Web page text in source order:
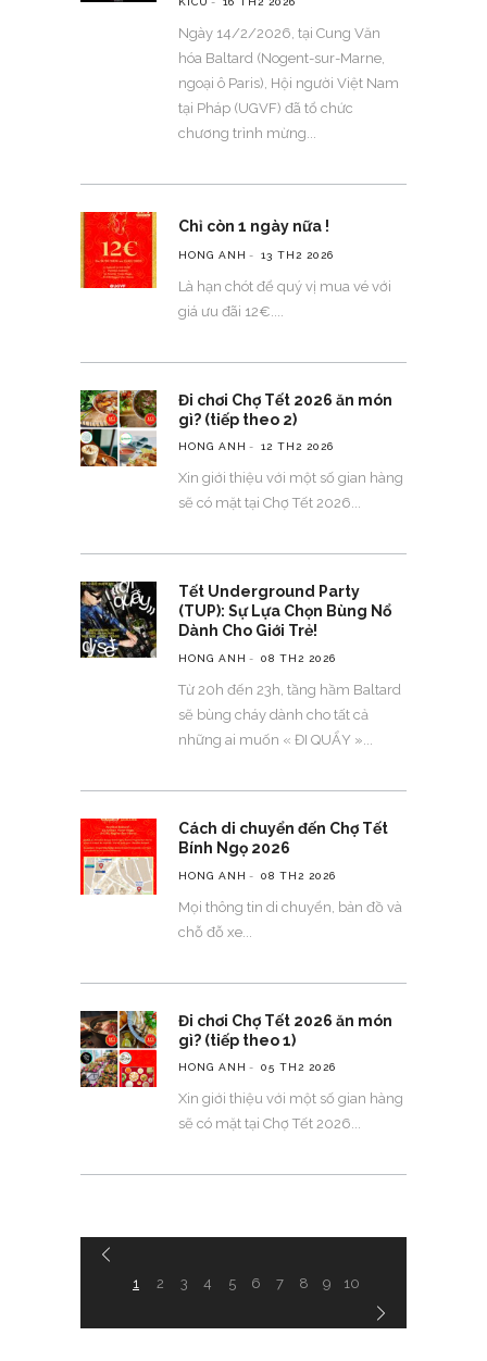
Ngày 14/2/2026, tại Cung Văn
hóa Baltard (Nogent-sur-Marne,
ngoại ô Paris), Hội người Việt Nam
tại Pháp (UGVF) đã tổ chức
chương trình mừng
Chỉ còn 1 ngày nữa !
HONG ANH 13 TH2 2026
Là hạn chót để quý vị mua vé với
giá ưu đãi 12€.
Đi chơi Chợ Tết 2026 ăn món
gì? (tiếp theo 2)
HONG ANH 12 TH2 2026
Xin giới thiệu với một số gian hàng
sẽ có mặt tại Chợ Tết 2026
Tết Underground Party
(TUP): Sự Lựa Chọn Bùng Nổ
Dành Cho Giới Trẻ!
HONG ANH 08 TH2 2026
Từ 20h đến 23h, tầng hầm Baltard
sẽ bùng cháy dành cho tất cả
những ai muốn « ĐI QUẨY »
Cách di chuyển đến Chợ Tết
Bính Ngọ 2026
HONG ANH 08 TH2 2026
Mọi thông tin di chuyển, bản đồ và
chỗ đỗ xe
Đi chơi Chợ Tết 2026 ăn món
gì? (tiếp theo 1)
HONG ANH 05 TH2 2026
Xin giới thiệu với một số gian hàng
sẽ có mặt tại Chợ Tết 2026
1 2 3 4 5 6 7 8 9 10